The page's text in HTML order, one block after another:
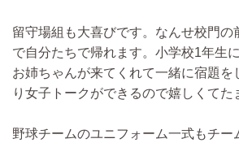
留守場組も大喜びです。なんせ校門の
で自分たちで帰れます。小学校1年生
お姉ちゃんが来てくれて一緒に宿題を
り女子トークができるので嬉しくてた
野球チームのユニフォーム一式もチー